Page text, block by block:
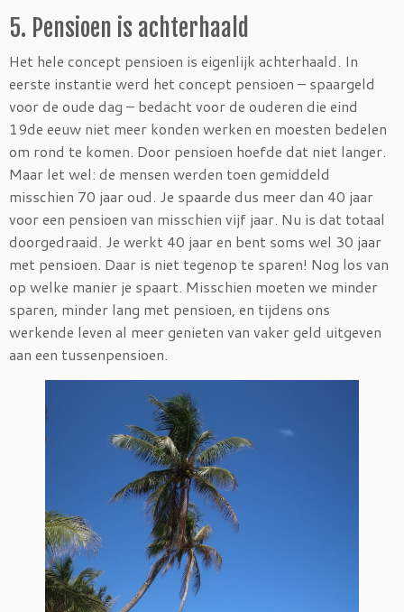
5. Pensioen is achterhaald
Het hele concept pensioen is eigenlijk achterhaald. In
eerste instantie werd het concept pensioen – spaargeld
voor de oude dag – bedacht voor de ouderen die eind
19de eeuw niet meer konden werken en moesten bedelen
om rond te komen. Door pensioen hoefde dat niet langer.
Maar let wel: de mensen werden toen gemiddeld
misschien 70 jaar oud. Je spaarde dus meer dan 40 jaar
voor een pensioen van misschien vijf jaar. Nu is dat totaal
doorgedraaid. Je werkt 40 jaar en bent soms wel 30 jaar
met pensioen. Daar is niet tegenop te sparen! Nog los van
op welke manier je spaart. Misschien moeten we minder
sparen, minder lang met pensioen, en tijdens ons
werkende leven al meer genieten van vaker geld uitgeven
aan een tussenpensioen.